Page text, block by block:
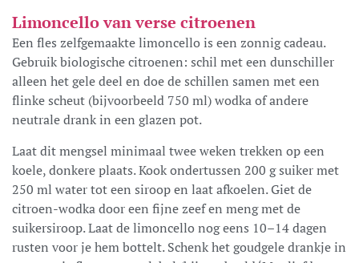
Limoncello van verse citroenen
Een fles zelfgemaakte limoncello is een zonnig cadeau.
Gebruik biologische citroenen: schil met een dunschiller
alleen het gele deel en doe de schillen samen met een
flinke scheut (bijvoorbeeld 750 ml) wodka of andere
neutrale drank in een glazen pot.
Laat dit mengsel minimaal twee weken trekken op een
koele, donkere plaats. Kook ondertussen 200 g suiker met
250 ml water tot een siroop en laat afkoelen. Giet de
citroen-wodka door een fijne zeef en meng met de
suikersiroop. Laat de limoncello nog eens 10–14 dagen
rusten voor je hem bottelt. Schenk het goudgele drankje in